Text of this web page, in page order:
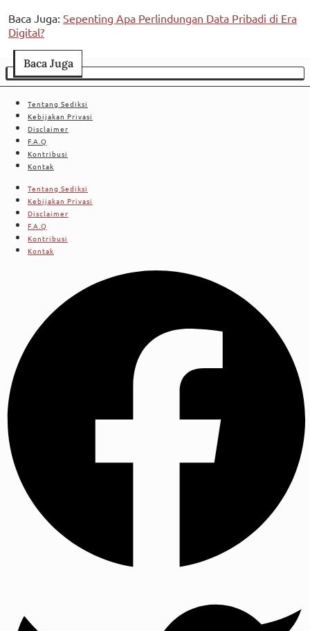
Baca Juga: Sepenting Apa Perlindungan Data Pribadi di Era
Digital?
Baca Juga
Tentang Sediksi
Kebijakan Privasi
Disclaimer
F.A.Q
Kontribusi
Kontak
Tentang Sediksi
Kebijakan Privasi
Disclaimer
F.A.Q
Kontribusi
Kontak